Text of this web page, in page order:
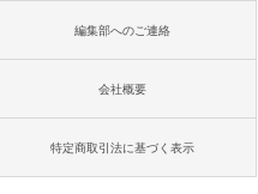
編集部へのご連絡
会社概要
特定商取引法に基づく表示